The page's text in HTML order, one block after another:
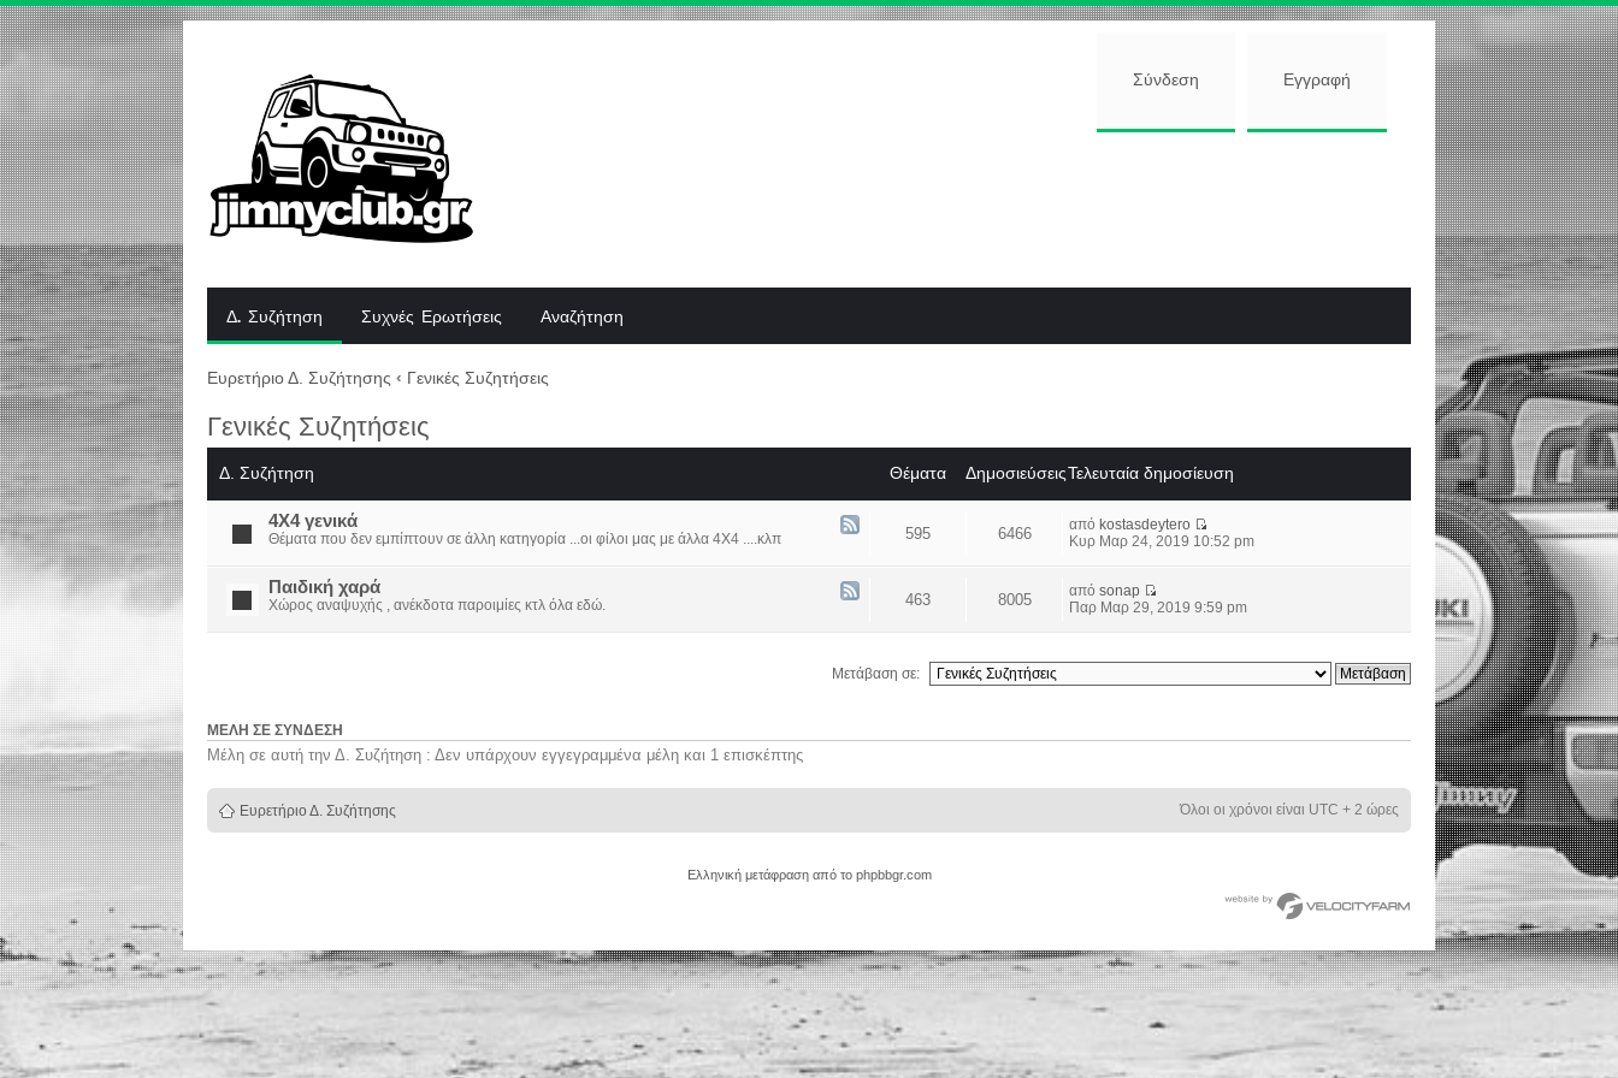
Σύνδεση Εγγραφή
Δ. Συζήτηση Συχνές Ερωτήσεις Αναζήτηση
Ευρετήριο Δ. Συζήτησης ‹ Γενικές Συζητήσεις
Γενικές Συζητήσεις
Δ. Συζήτηση Θέματα ΔημοσιεύσειςΤελευταία δημοσίευση
4X4 γενικά
Θέματα που δεν εμπίπτουν σε άλλη κατηγορία ...οι φίλοι μας με άλλα 4Χ4 ....κλπ 595 6466 από kostasdeytero
Κυρ Μαρ 24, 2019 10:52 pm
Παιδική χαρά
Χώρος αναψυχής , ανέκδοτα παροιμίες κτλ όλα εδώ. 463 8005 απόsonap
Παρ Μαρ 29, 2019 9:59 pm
Μετάβαση σε:
ΜΈΛΗ ΣΕ ΣΎΝΔΕΣΗ
Μέλη σε αυτή την Δ. Συζήτηση : Δεν υπάρχουν εγγεγραμμένα μέλη και 1 επισκέπτης
Ευρετήριο Δ. Συζήτησης Όλοι οι χρόνοι είναι UTC + 2 ώρες
Ελληνική μετάφραση από το phpbbgr.com